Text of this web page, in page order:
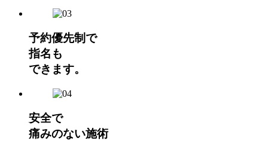
予約優先制で
指名も
できます。
安全で
痛みのない施術